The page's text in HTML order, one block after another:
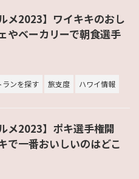
メ2023】ワイキキのおし
やベーカリーで朝食選手
ランを探す 旅支度 ハワイ情報
メ2023】ポキ選手権開
で一番おいしいのはどこ